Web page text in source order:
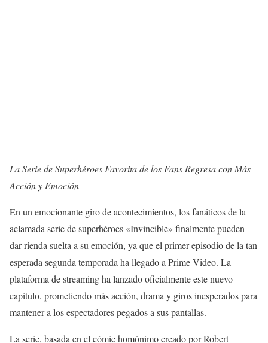
La Serie de Superhéroes Favorita de los Fans Regresa con Más
Acción y Emoción
En un emocionante giro de acontecimientos, los fanáticos de la
aclamada serie de superhéroes «Invincible» finalmente pueden
dar rienda suelta a su emoción, ya que el primer episodio de la tan
esperada segunda temporada ha llegado a Prime Video. La
plataforma de streaming ha lanzado oficialmente este nuevo
capítulo, prometiendo más acción, drama y giros inesperados para
mantener a los espectadores pegados a sus pantallas.
La serie, basada en el cómic homónimo creado por Robert